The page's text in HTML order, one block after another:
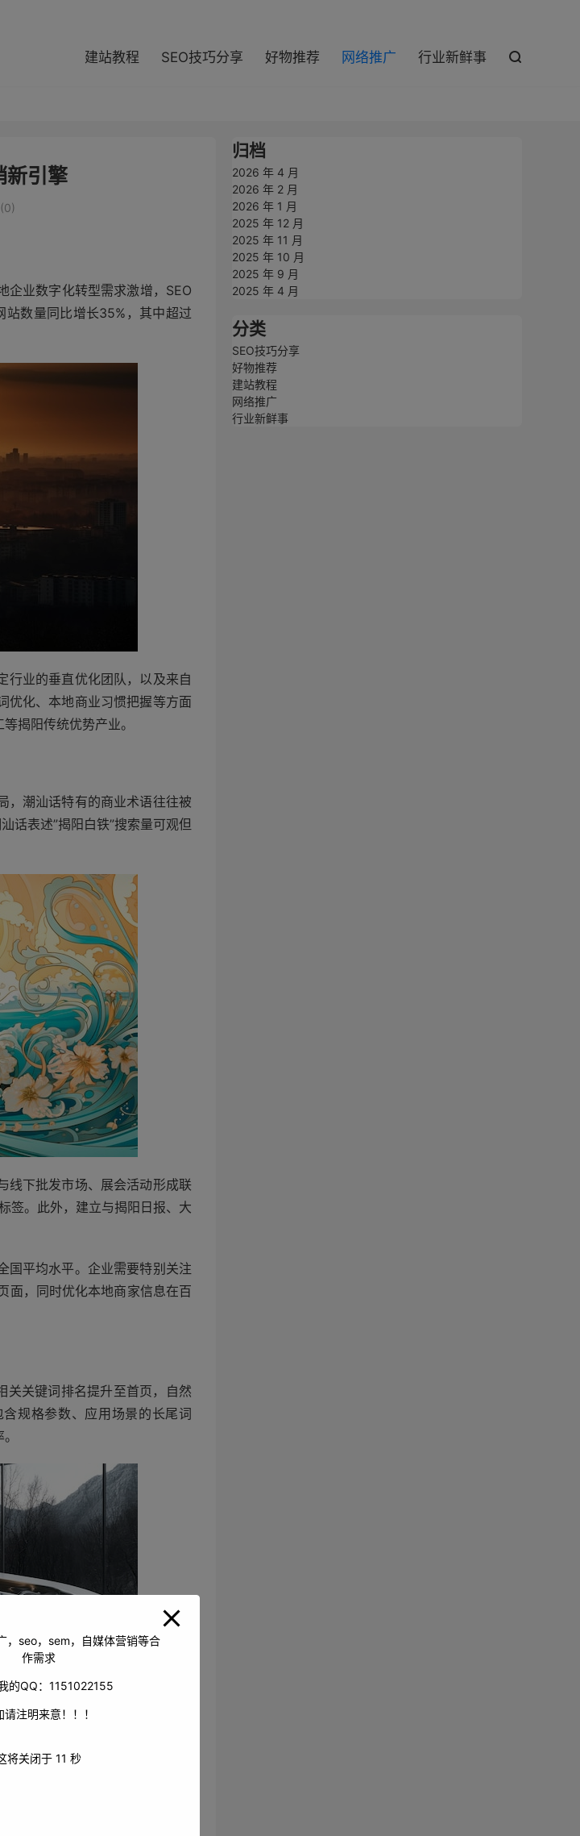
建站教程 SEO技巧分享 好物推荐 网络推广 行业新鲜事 
新引擎
企业数字化转型需求激增，SEO
数量同比增长35%，其中超过
行业的垂直优化团队，以及来自
优化、本地商业习惯把握等方面
揭阳传统优势产业。
，潮汕话特有的商业术语往往被
话表述”揭阳白铁”搜索量可观但
线下批发市场、展会活动形成联
签。此外，建立与揭阳日报、大
国平均水平。企业需要特别关注
面，同时优化本地商家信息在百
关关键词排名提升至首页，自然
规格参数、应用场景的长尾词
容矩阵，不仅提升了品牌知名
节、中秋等传统节日）制作应
归档
2026 年 4 月
2026 年 2 月
2026 年 1 月
2025 年 12 月
2025 年 11 月
2025 年 10 月
2025 年 9 月
2025 年 4 月
分类
SEO技巧分享
好物推荐
建站教程
网络推广
行业新鲜事
，seo，sem，自媒体营销等合
作需求
的QQ：1151022155
请注明来意！！！
将关闭于 10 秒